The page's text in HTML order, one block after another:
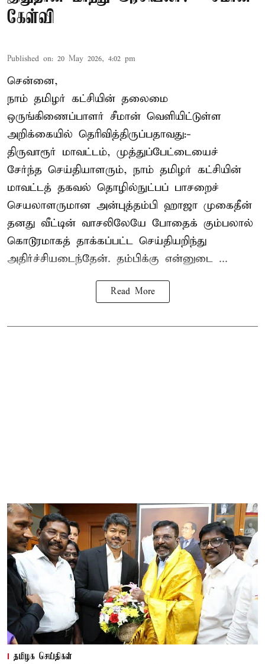
கேள்வி
Published on: 20 May 2026, 4:02 pm
சென்னை,
நாம் தமிழர் கட்சியின் தலைமை
ஒருங்கிணைப்பாளர் சீமான் வெளியிட்டுள்ள
அறிக்கையில் தெரிவித்திருப்பதாவது:-
திருவாரூர் மாவட்டம், முத்துப்பேட்டையைச்
சேர்ந்த செய்தியாளரும், நாம் தமிழர் கட்சியின்
மாவட்டத் தகவல் தொழில்நுட்பப் பாசறைச்
செயலாளருமான அன்புத்தம்பி ஹாஜா முகைதீன்
தனது வீட்டின் வாசலிலேயே போதைக் கும்பலால்
கொடூரமாகத் தாக்கப்பட்ட செய்தியறிந்து
அதிர்ச்சியடைந்தேன். தம்பிக்கு என்னுடை ...
Read More
தமிழக செய்திகள்